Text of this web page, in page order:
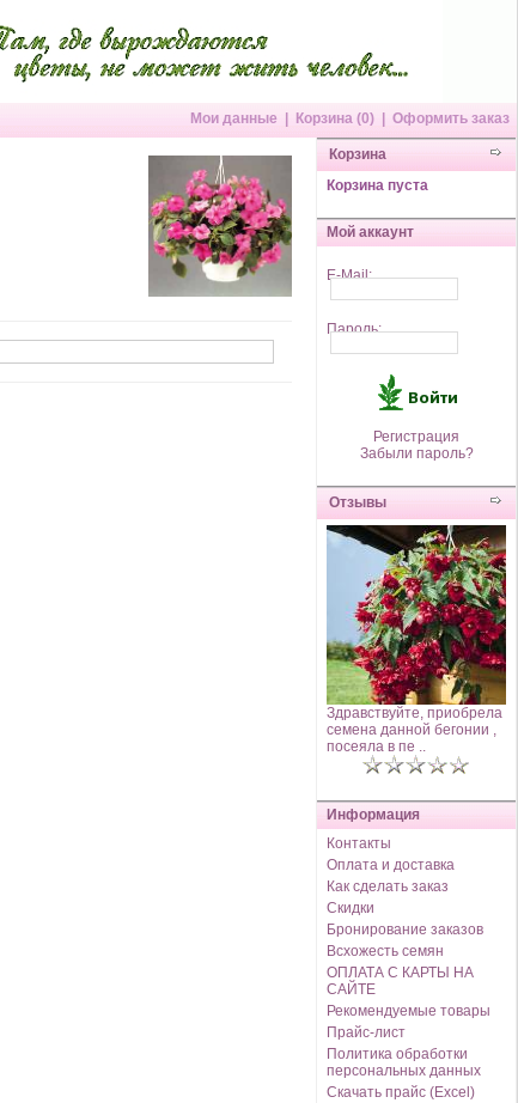
Мои данные Корзина (0)
Оформить заказ
Корзина
Корзина пуста
Мой аккаунт
E-Mail:
Пароль:
Регистрация
Забыли пароль?
Отзывы
Здравствуйте, приобрела
семена данной бегонии ,
посеяла в пе ..
Информация
Контакты
Оплата и доставка
Как сделать заказ
Скидки
Бронирование заказов
Всхожесть семян
ОПЛАТА С КАРТЫ НА
САЙТЕ
Рекомендуемые товары
Прайс-лист
Политика обработки
персональных данных
Скачать прайс (Excel)